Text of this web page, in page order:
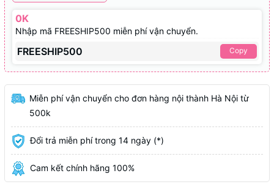
0K
Nhập mã FREESHIP500 miễn phí vận chuyển.
FREESHIP500 Copy
Miễn phí vận chuyển cho đơn hàng nội thành Hà Nội từ
500k
Đổi trả miễn phí trong 14 ngày (*)
Cam kết chính hãng 100%